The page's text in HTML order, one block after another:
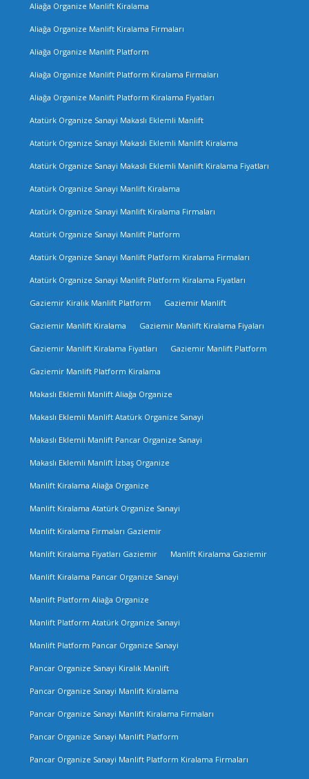
Aliağa Organize Manlift Kiralama
Aliağa Organize Manlift Kiralama Firmaları
Aliağa Organize Manlift Platform
Aliağa Organize Manlift Platform Kiralama Firmaları
Aliağa Organize Manlift Platform Kiralama Fiyatları
Atatürk Organize Sanayi Makaslı Eklemli Manlift
Atatürk Organize Sanayi Makaslı Eklemli Manlift Kiralama
Atatürk Organize Sanayi Makaslı Eklemli Manlift Kiralama Fiyatları
Atatürk Organize Sanayi Manlift Kiralama
Atatürk Organize Sanayi Manlift Kiralama Firmaları
Atatürk Organize Sanayi Manlift Platform
Atatürk Organize Sanayi Manlift Platform Kiralama Firmaları
Atatürk Organize Sanayi Manlift Platform Kiralama Fiyatları
Gaziemir Kiralık Manlift Platform Gaziemir Manlift
Gaziemir Manlift Kiralama Gaziemir Manlift Kiralama Fiyaları
Gaziemir Manlift Kiralama Fiyatları Gaziemir Manlift Platform
Gaziemir Manlift Platform Kiralama
Makaslı Eklemli Manlift Aliağa Organize
Makaslı Eklemli Manlift Atatürk Organize Sanayi
Makaslı Eklemli Manlift Pancar Organize Sanayi
Makaslı Eklemli Manlift İzbaş Organize
Manlift Kiralama Aliağa Organize
Manlift Kiralama Atatürk Organize Sanayi
Manlift Kiralama Firmaları Gaziemir
Manlift Kiralama Fiyatları Gaziemir Manlift Kiralama Gaziemir
Manlift Kiralama Pancar Organize Sanayi
Manlift Platform Aliağa Organize
Manlift Platform Atatürk Organize Sanayi
Manlift Platform Pancar Organize Sanayi
Pancar Organize Sanayi Kiralık Manlift
Pancar Organize Sanayi Manlift Kiralama
Pancar Organize Sanayi Manlift Kiralama Firmaları
Pancar Organize Sanayi Manlift Platform
Pancar Organize Sanayi Manlift Platform Kiralama Firmaları